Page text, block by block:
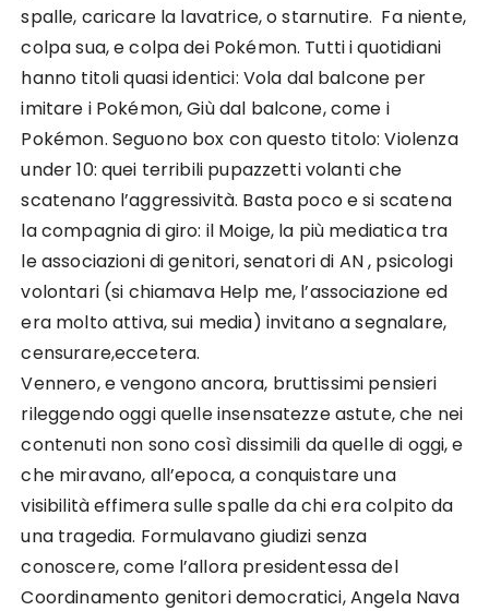
spalle, caricare la lavatrice, o starnutire. Fa niente,
colpa sua, e colpa dei Pokémon. Tutti i quotidiani
hanno titoli quasi identici: Vola dal balcone per
imitare i Pokémon, Giù dal balcone, come i
Pokémon. Seguono box con questo titolo: Violenza
under 10: quei terribili pupazzetti volanti che
scatenano l’aggressività. Basta poco e si scatena
la compagnia di giro: il Moige, la più mediatica tra
le associazioni di genitori, senatori di AN , psicologi
volontari (si chiamava Help me, l’associazione ed
era molto attiva, sui media) invitano a segnalare,
censurare,eccetera.
Vennero, e vengono ancora, bruttissimi pensieri
rileggendo oggi quelle insensatezze astute, che nei
contenuti non sono così dissimili da quelle di oggi, e
che miravano, all’epoca, a conquistare una
visibilità effimera sulle spalle da chi era colpito da
una tragedia. Formulavano giudizi senza
conoscere, come l’allora presidentessa del
Coordinamento genitori democratici, Angela Nava